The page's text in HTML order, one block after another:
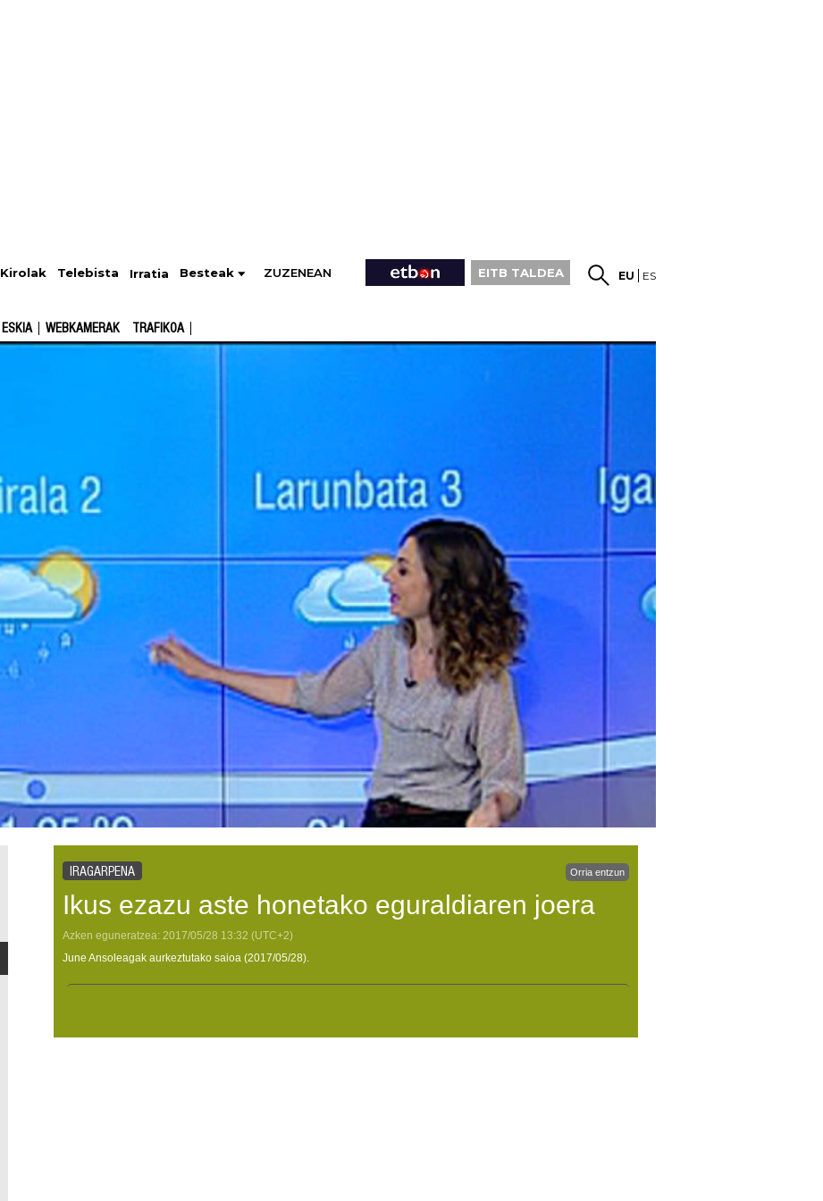
Kirolak Telebista Irratia Besteak ZUZENEAN EITB TALDEA EU ES
ESKIA WEBKAMERAK TRAFIKOA
IRAGARPENA Orria entzun
Ikus ezazu aste honetako eguraldiaren joera
Azken eguneratzea: 2017/05/28 13:32 (UTC+2)
June Ansoleagak aurkeztutako saioa (2017/05/28).